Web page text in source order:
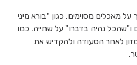
מאכלים מסוימים, כגון "בורא מיני
ו"שהכל נהיה בדברו" על שתייה. כמו
לאחר הסעודה ולהקדיש את